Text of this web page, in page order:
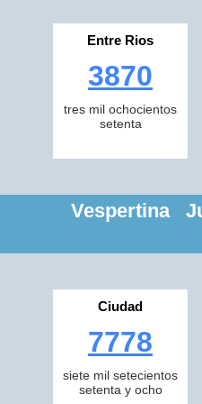
Entre Rios
3870
tres mil ochocientos
setenta
Vespertina
Ciudad
7778
siete mil setecientos
setenta y ocho